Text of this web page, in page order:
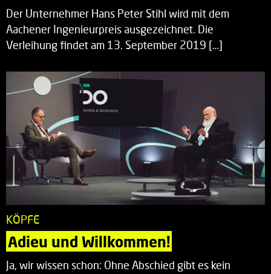
Der Unternehmer Hans Peter Stihl wird mit dem
Aachener Ingenieurpreis ausgezeichnet. Die
Verleihung findet am 13. September 2019 […]
KÖPFE
Adieu und Willkommen!
Ja, wir wissen schon: Ohne Abschied gibt es kein